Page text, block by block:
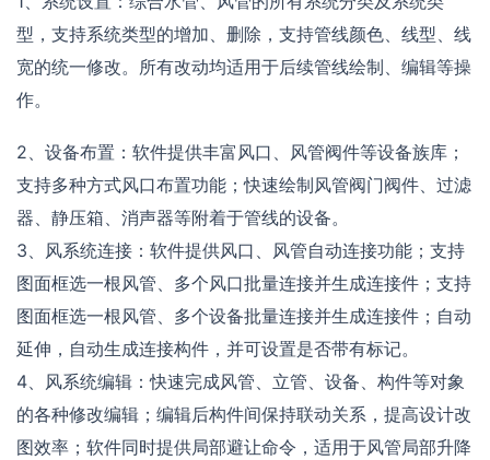
型，支持系统类型的增加、删除，支持管线颜色、线型、线
宽的统一修改。所有改动均适用于后续管线绘制、编辑等操
作。
2、设备布置：软件提供丰富风口、风管阀件等设备族库；
支持多种方式风口布置功能；快速绘制风管阀门阀件、过滤
器、静压箱、消声器等附着于管线的设备。
3、风系统连接：软件提供风口、风管自动连接功能；支持
图面框选一根风管、多个风口批量连接并生成连接件；支持
图面框选一根风管、多个设备批量连接并生成连接件；自动
延伸，自动生成连接构件，并可设置是否带有标记。
4、风系统编辑：快速完成风管、立管、设备、构件等对象
的各种修改编辑；编辑后构件间保持联动关系，提高设计改
图效率；软件同时提供局部避让命令，适用于风管局部升降